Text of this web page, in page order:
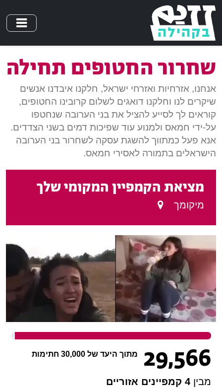
Skip
main
שחרור החטופים תחילה
אנחנו, אזרחיות ואזרחי ישראל, חלקנו איבדנו אנשים
שיקרים לנו וחלקנו דואגים לשלום קרובינו החטופים,
קוראים לך לסייע להציל את בני הערובה שנחטפו
על-ידי חמאס ולמנוע עוד שפיכות דמים בשני הצדדים.
אנא פעל כמתווך להשגת עסקה לשחרור בני הערובה
הישראלים בתמורה לאסירי חמאס.
מציאת הקמפיין המקומי שלך
מיקומך
29,566 מתוך היעד של 30,000 חתימות
מבין 4 קמפיינים אזוריים